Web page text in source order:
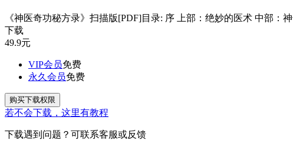
《神医奇功秘方录》扫描版[PDF]目录: 序 上部：绝妙的医术 中部：
下载
49.9元
VIP会员免费
永久会员免费
购买下载权限
若不会下载，这里有教程
下载遇到问题？可联系客服或反馈